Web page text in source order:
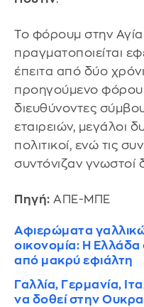
Το φόρουμ στην
πραγματοποιείται
έπειτα από δύο
προηγούμενο
διευθύνοντες
εταιρειών, μεγάλοι
πολιτικοί, ενώ τις
συντόνιζαν γνωστοί
Πηγή: ΑΠΕ-ΜΠΕ
Αφιερώματα
οικονομία: Η Ελλάδα
από μακρύ εφιάλτη
Γαλλία, Γερμανία,
να δοθεί στην